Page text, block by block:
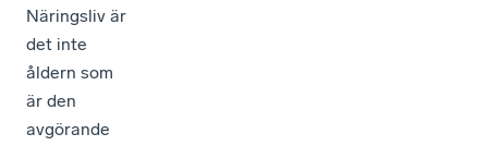
Näringsliv är
det inte
åldern som
är den
avgörande